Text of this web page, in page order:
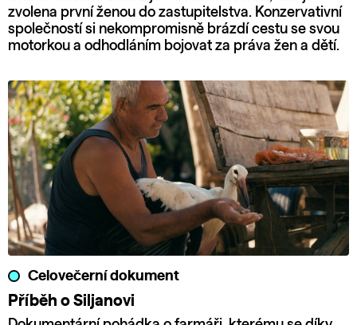
zvolena první ženou do zastupitelstva. Konzervativní
společností si nekompromisně brázdí cestu se svou
motorkou a odhodláním bojovat za práva žen a dětí.
Celovečerní dokument
Příběh o Siljanovi